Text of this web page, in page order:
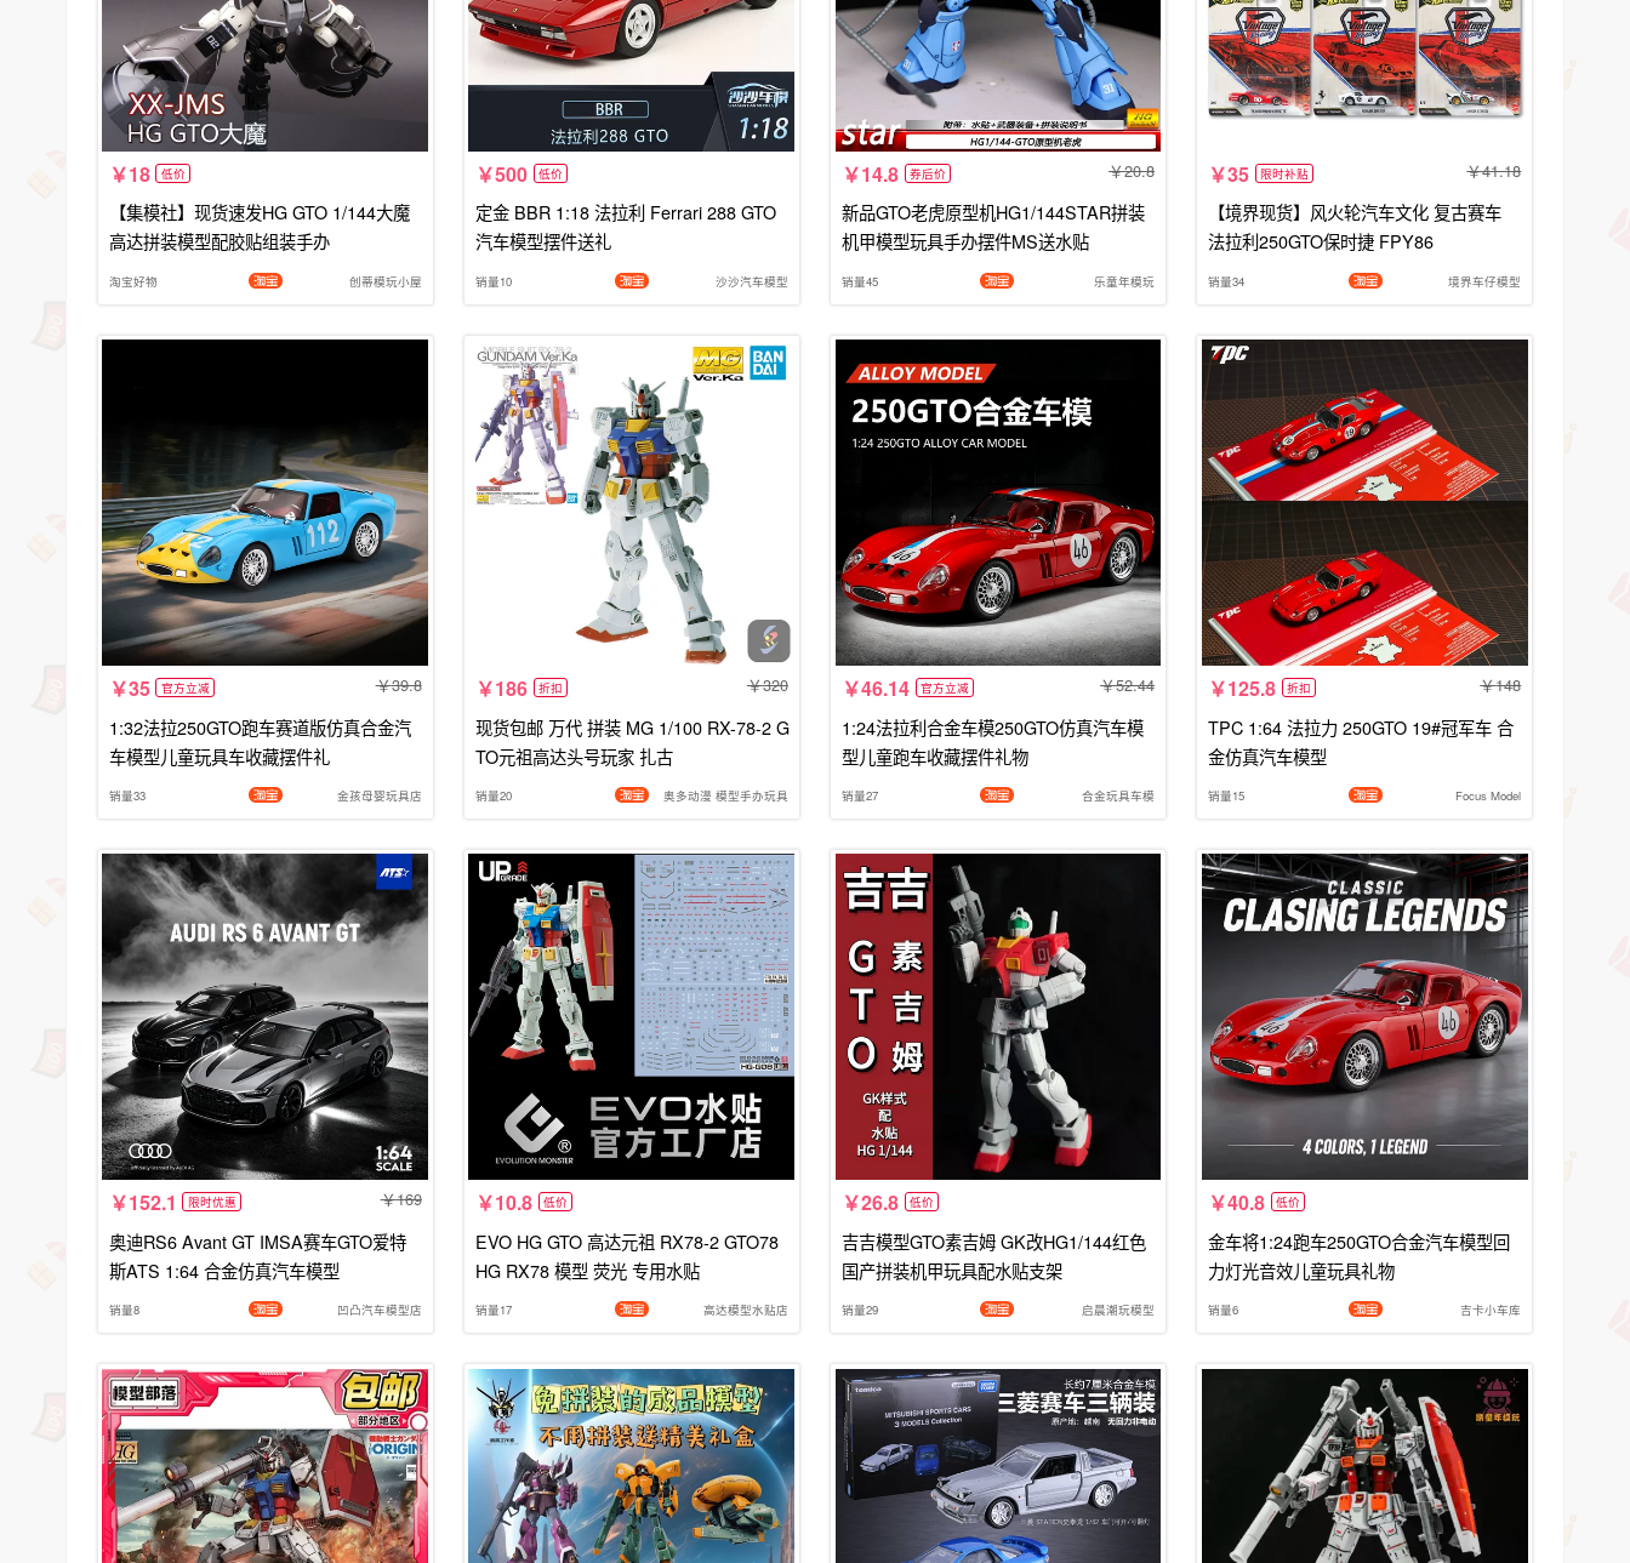
18 低价
【集模社】现货速发HG GTO 1/144大魔
高达拼装模型配胶贴组装手办
淘宝好物 创蒂模玩小屋
500 低价
定金 BBR 1:18 法拉利 Ferrari 288 GTO
汽车模型摆件送礼
销量10 沙沙汽车模型
14.8 券后价 20.8
新品GTO老虎原型机HG1/144STAR拼装
机甲模型玩具手办摆件MS送水贴
销量45 乐童年模玩
35 限时补贴 41.18
【境界现货】风火轮汽车文化 复古赛车
法拉利250GTO保时捷 FPY86
销量34 境界车仔模型
35 官方立减 39.8
1:32法拉250GTO跑车赛道版仿真合金汽
车模型儿童玩具车收藏摆件礼
销量33 金孩母婴玩具店
186 折扣 320
现货包邮 万代 拼装 MG 1/100 RX-78-2 G
TO元祖高达头号玩家 扎古
销量20 奥多动漫 模型手办玩具
46.14 官方立减 52.44
1:24法拉利合金车模250GTO仿真汽车模
型儿童跑车收藏摆件礼物
销量27 合金玩具车模
125.8 折扣 148
TPC 1:64 法拉力 250GTO 19#冠军车 合
金仿真汽车模型
销量15 Focus Model
152.1 限时优惠 169
奥迪RS6 Avant GT IMSA赛车GTO爱特
斯ATS 1:64 合金仿真汽车模型
销量8 凹凸汽车模型店
10.8 低价
EVO HG GTO 高达元祖 RX78-2 GTO78
HG RX78 模型 荧光 专用水贴
销量17 高达模型水贴店
26.8 低价
吉吉模型GTO素吉姆 GK改HG1/144红色
国产拼装机甲玩具配水贴支架
销量29 启晨潮玩模型
40.8 低价
金车将1:24跑车250GTO合金汽车模型回
力灯光音效儿童玩具礼物
销量6 吉卡小车库